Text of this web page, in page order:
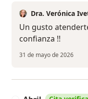
Dra. Verónica
Un gusto
confianza !!
31 de mayo de 2026